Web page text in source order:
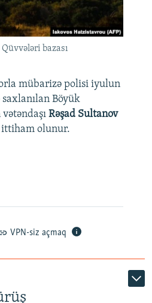
bazası
mübarizə polisi iyulun
Böyük
Rəşad Sultanov
ittiham olunur.
VPN-siz açmaq